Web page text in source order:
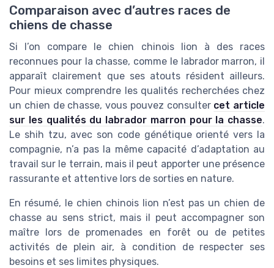
Comparaison avec d’autres races de
chiens de chasse
Si l’on compare le chien chinois lion à des races
reconnues pour la chasse, comme le labrador marron, il
apparaît clairement que ses atouts résident ailleurs.
Pour mieux comprendre les qualités recherchées chez
un chien de chasse, vous pouvez consulter cet article
sur les qualités du labrador marron pour la chasse.
Le shih tzu, avec son code génétique orienté vers la
compagnie, n’a pas la même capacité d’adaptation au
travail sur le terrain, mais il peut apporter une présence
rassurante et attentive lors de sorties en nature.
En résumé, le chien chinois lion n’est pas un chien de
chasse au sens strict, mais il peut accompagner son
maître lors de promenades en forêt ou de petites
activités de plein air, à condition de respecter ses
besoins et ses limites physiques.